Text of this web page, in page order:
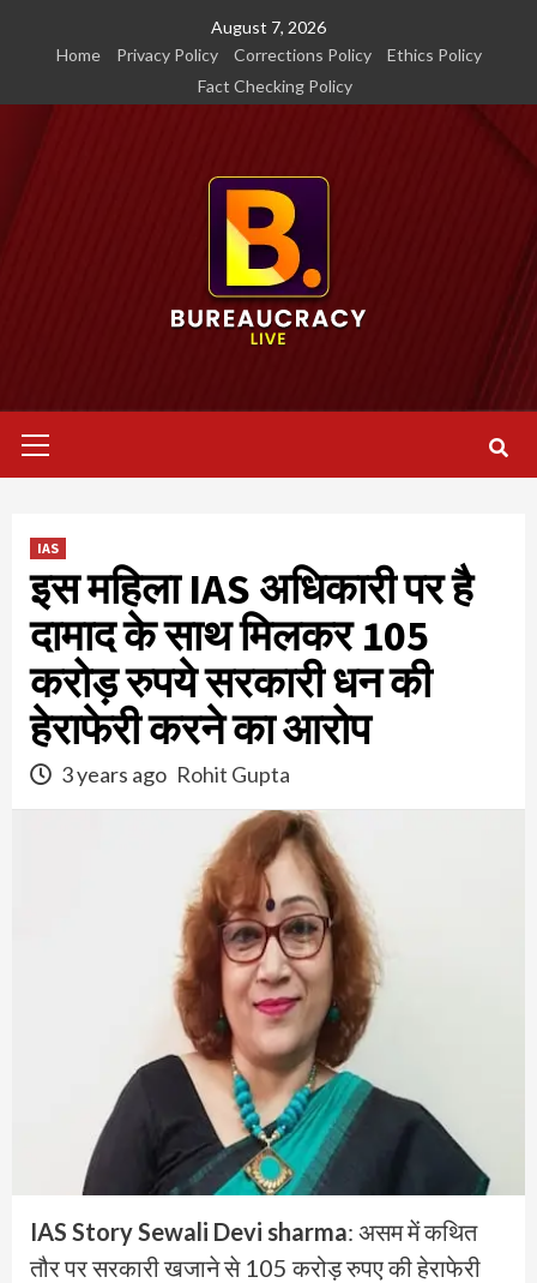
August 7, 2026
Home
Privacy Policy Corrections Policy
Ethics Policy
Fact Checking Policy
Menu
IAS
इस महिला IAS अधिकारी पर है
दामाद के साथ मिलकर 105
करोड़ रुपये सरकारी धन की
हेराफेरी करने का आरोप
3 years ago Rohit Gupta
IAS Story Sewali Devi sharma: असम में कथित
तौर पर सरकारी खजाने से 105 करोड़ रुपए की हेराफेरी